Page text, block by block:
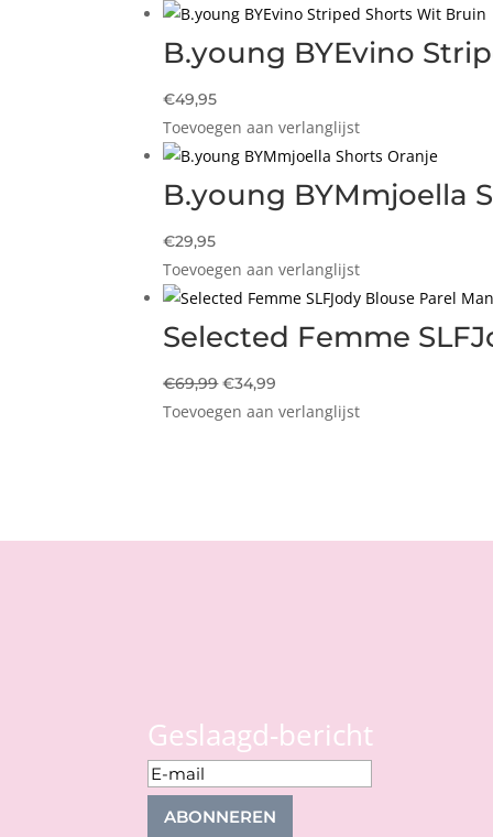
was:
is:
€27,96.
B.young BYEvino
€49,95
Toevoegen aan verlanglijst
B.young BYMmjoella
€29,95
Toevoegen aan verlanglijst
Selected Femme
€69,99Oorspronkelijke
prijs
€34,99
prijs
Toevoegen aan verlanglijst
Geslaagd-bericht
ABONNEREN